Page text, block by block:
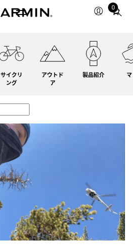
0
Total
サイクリ
ング
アウトド
ア
製品紹介